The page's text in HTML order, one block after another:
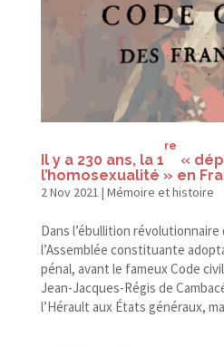
Il y a 230 ans, la 1
re
«
l’homosexualité » en
2 Nov 2021 | Mémoire et histoire
Dans l’ébullition révolutionnaire
l’Assemblée constituante
pénal, avant le fameux Code
Jean-​Jacques-​Régis de
l’Hérault aux États généraux,